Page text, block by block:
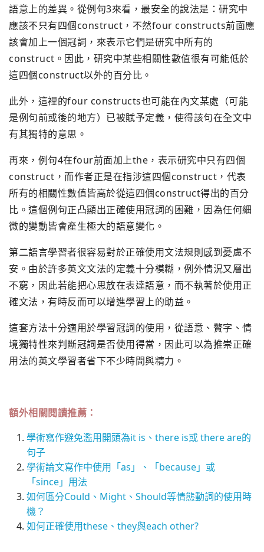
語意上的差異。從例句3來看，最安全的說法是：研究中
應該不只有四個construct，不然four constructs前面應
該會加上一個冠詞，來表示它們是研究中所有的
construct。因此，研究中某些相關性數值很有可能低於
這四個construct以外的百分比。
此外，這裡的four constructs也可能在內文某處（可能
是例句前或後的地方）已被賦予定義，使得該句在全文中
有其獨特的意思。
再來，例句4在four前面加上the，表示研究中只有四個
construct，而作者正是在指涉這四個construct，代表
所有的相關性數值皆高於從這四個construct得出的百分
比。這個例句正凸顯出正確使用冠詞的困難，因為任何細
微的變動皆會產生極大的語意變化。
第二語言學習者很容易對於正確使用文法規則感到憂慮不
安。由於許多英文文法的定義十分模糊，例外情況又層出
不窮，因此若能把心思放在表達語意，而不執著於使用正
確文法，有時反而可以增進學習上的助益。
這套方法十分適用於學習冠詞的使用，從語意、贅字、情
境獨特性來判斷冠詞是否使用得當，因此可以為推崇正確
用法的英文學習者省下不少時間與精力。
額外相關閱讀推薦：
學術寫作避免濫用開頭為it is、there is或 there are的
句子
學術論文寫作中使用「as」、「because」或
「since」用法
如何區分Could、Might、Should等情態動詞的使用時
機？
如何正確使用these、they與each other?